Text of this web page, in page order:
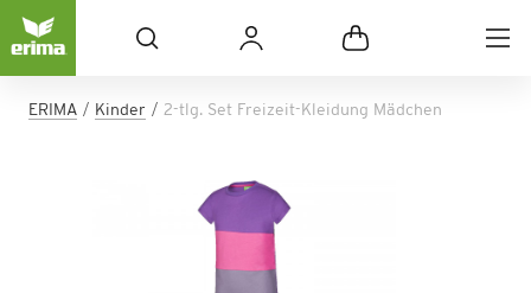
ERIMA Kinder 2-tlg. Set Freizeit-Kleidung Mädchen